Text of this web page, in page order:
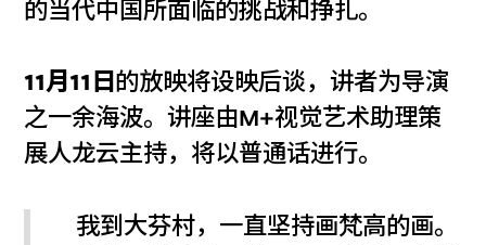
的当代中国所面临的挑战和挣扎。
11月11日 的放映将设映后谈，讲者为导演
之一余海波。讲座由M+视觉艺术助理策
展人龙云主持，将以普通话进行。
我到大芬村，一直坚持画梵高的画。